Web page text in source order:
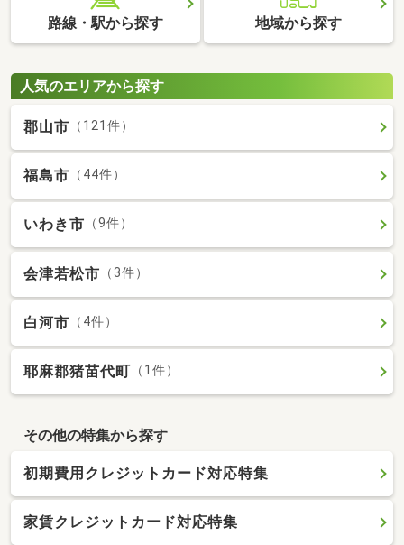
路線・駅から探す 地域から探す
人気のエリアから探す
郡山市 （121件）
福島市 （44件）
いわき市 （9件）
会津若松市 （3件）
白河市 （4件）
耶麻郡猪苗代町 （1件）
その他の特集から探す
初期費用クレジットカード対応特集
家賃クレジットカード対応特集